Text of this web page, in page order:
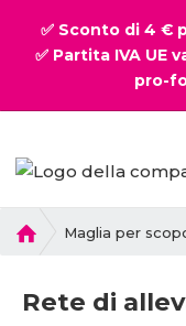
✅ Sconto di 4 €
✅ Partita IVA UE
pro-
r
m
Maglia per
Rete di